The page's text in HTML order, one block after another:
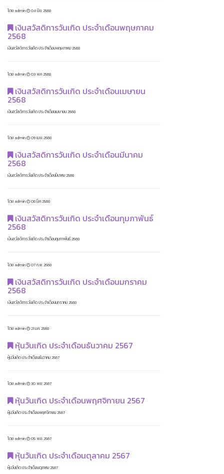
โดย admin 04 มิ.ย. 2568
เงินสวัสดิการวันเกิด ประจำเดือนพฤษภาคม
2568
เงินสวัสดิการวันเกิด ประจำเดือนพฤษภาคม 2568
โดย admin 03 พ.ค 2568
เงินสวัสดิการวันเกิด ประจำเดือนเมษายน
2568
เงินสวัสดิการวันเกิด ประจำเดือนเมษายน 2568
โดย admin 09 เม.ย. 2568
เงินสวัสดิการวันเกิด ประจำเดือนมีนาคม
2568
เงินสวัสดิการวันเกิด ประจำเดือนมีนาคม 2568
โดย admin 08 มี.ค 2568
เงินสวัสดิการวันเกิด ประจำเดือนกุมภาพันธ์
2568
เงินสวัสดิการวันเกิด ประจำเดือนกุมภาพันธ์ 2568
โดย admin 07 ก.พ. 2568
เงินสวัสดิการวันเกิด ประจำเดือนมกราคม
2568
เงินสวัสดิการวันเกิด ประจำเดือนมกราคม 2568
โดย admin 21 ม.ค. 2568
หุ้นวันเกิด ประจำเดือนธันวาคม 2567
หุ้นวันเกิด ประจำเดือนธันวาคม 2567
โดย admin 30 พ.ย. 2567
หุ้นวันเกิด ประจำเดือนพฤศจิกายน 2567
หุ้นวันเกิด ประจำเดือนพฤศจิกายน 2567
โดย admin 05 พ.ย. 2567
หุ้นวันเกิด ประจำเดือนตุลาคม 2567
หุ้นวันเกิด ประจำเดือนตุลาคม 2567